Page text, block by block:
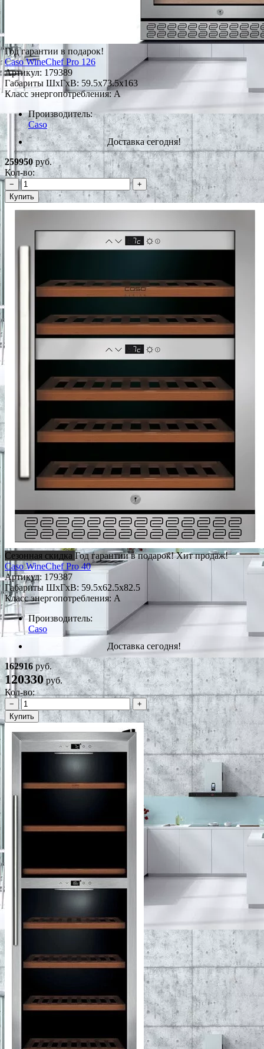
Год гарантии в подарок!
Caso WineChef Pro 126
Артикул: 179389
Габариты ШxГxВ: 59.5x73.5x163
Класс энергопотребления: A
Производитель:
Caso
Доставка сегодня!
259950руб.
Кол-во:
−
+
Купить
Сезонная скидка Год гарантии в подарок!Хит продаж!
Caso WineChef Pro 40
Артикул: 179387
Габариты ШxГxВ: 59.5x62.5x82.5
Класс энергопотребления: A
Производитель:
Caso
Доставка сегодня!
162916руб.
120330руб.
Кол-во:
−
+
Купить